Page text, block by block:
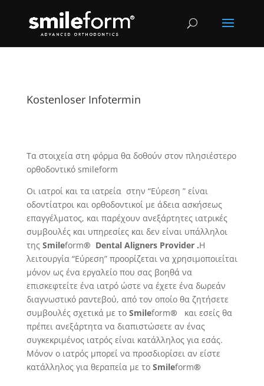
Kostenloser Infotermin
Τα στοιχεία στη φόρμα θα δοθούν στον πλησιέστερο
ορθοδοντικό smileform
Οι ιατροί και τα ιατρεία στην “Εύρεση ” είναι
οδοντίατροι και ορθοδοντικοί με άδεια ασκήσεως
επαγγέλματος, και παρέχουν ανεξάρτητες ιατρικές
συμβουλές και υπηρεσίες και δεν είναι υπάλληλοι
της Smileform® Dental Aligners Provider .Η
λειτουργία “Εύρεση” προορίζεται να χρησιμοποιείται
μόνον ως ένα εργαλείο που σας βοηθά να
επισκεφτείτε ένα ιατρό ώστε να έχετε ένα δωρεάν
διαγνωστικό ραντεβού, από τον οποίο θα ζητήσετε
συμβουλές σχετικά με το Smileform®
και εσείς θα
πρέπει ανεξάρτητα να διαπιστώσετε αν ένας
συγκεκριμένος ιατρός είναι κατάλληλος για εσάς.
Μόνον ο ιατρός μπορεί να προσδιορίσει αν είστε
κατάλληλος για θεραπεία με το Smileform®